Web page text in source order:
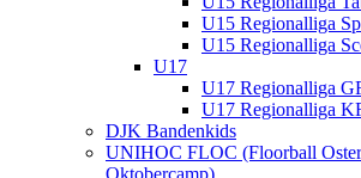
U15 Regionalliga
U15 Regionalliga
U17
U17 Regionalliga
U17 Regionalliga
DJK Bandenkids
UNIHOC FLOC (Floorball
Oktobercamp)